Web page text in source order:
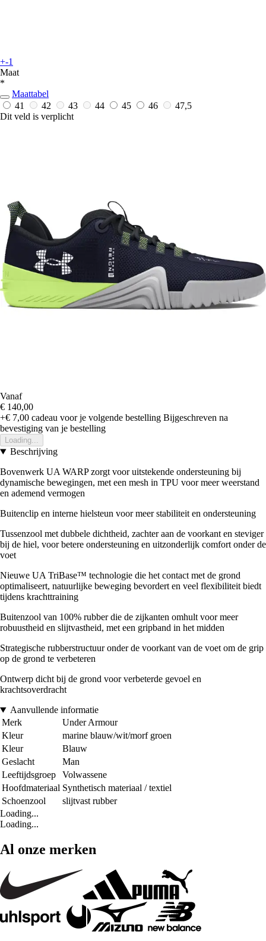
+-1
Maat
*
Maattabel
41
42 43 44 45 46
47,5
Dit veld is verplicht
Vanaf
€ 140,00
+€ 7,00 cadeau voor je volgende bestelling Bijgeschreven na
bevestiging van je bestelling
Loading...
Beschrijving
Bovenwerk UA WARP zorgt voor uitstekende ondersteuning bij
dynamische bewegingen, met een mesh in TPU voor meer weerstand
en ademend vermogen
Buitenclip en interne hielsteun voor meer stabiliteit en ondersteuning
Tussenzool met dubbele dichtheid, zachter aan de voorkant en steviger
bij de hiel, voor betere ondersteuning en uitzonderlijk comfort onder de
voet
Nieuwe UA TriBase™ technologie die het contact met de grond
optimaliseert, natuurlijke beweging bevordert en veel flexibiliteit biedt
tijdens krachttraining
Buitenzool van 100% rubber die de zijkanten omhult voor meer
robuustheid en slijtvastheid, met een gripband in het midden
Strategische rubberstructuur onder de voorkant van de voet om de grip
op de grond te verbeteren
Ontwerp dicht bij de grond voor verbeterde gevoel en
krachtsoverdracht
Aanvullende informatie
Merk
Under Armour
Kleur
marine blauw/wit/morf groen
Kleur
Blauw
Geslacht
Man
Leeftijdsgroep
Volwassene
Hoofdmateriaal Synthetisch materiaal / textiel
Schoenzool
slijtvast rubber
Loading...
Loading...
Al onze merken